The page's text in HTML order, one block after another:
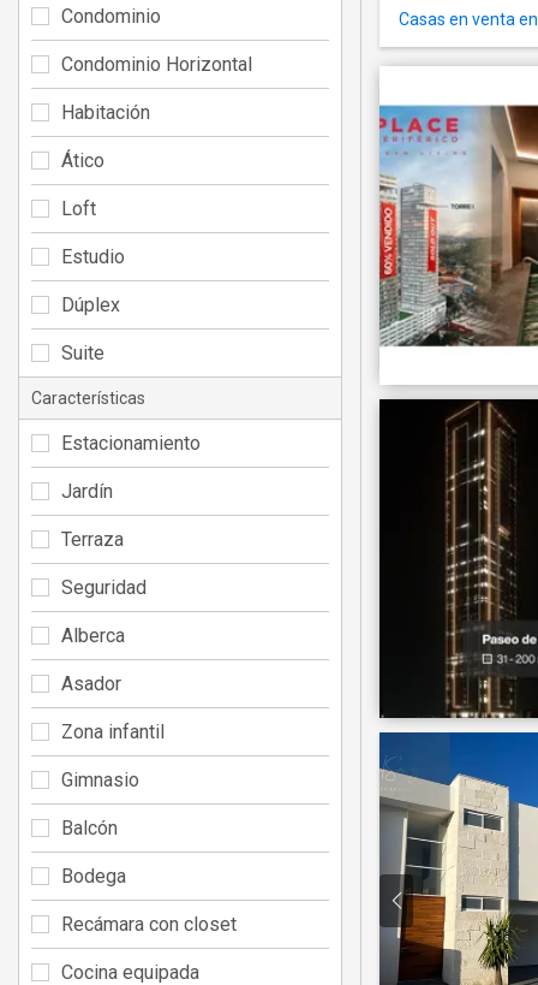
Casas en venta
Condominio
Condominio Horizontal
Habitación
Ático
Loft
Estudio
Dúplex
Suite
Características
Estacionamiento
Jardín
Terraza
Seguridad
Alberca
Asador
Zona infantil
Gimnasio
Balcón
Bodega
Recámara con closet
Cocina equipada